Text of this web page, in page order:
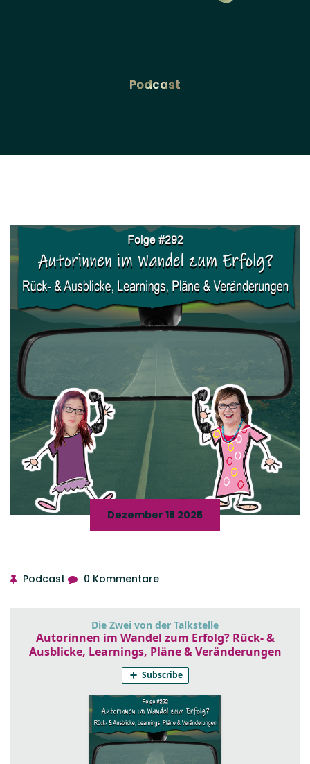
Podcast
Dezember 18 2025
Podcast 0 Kommentare